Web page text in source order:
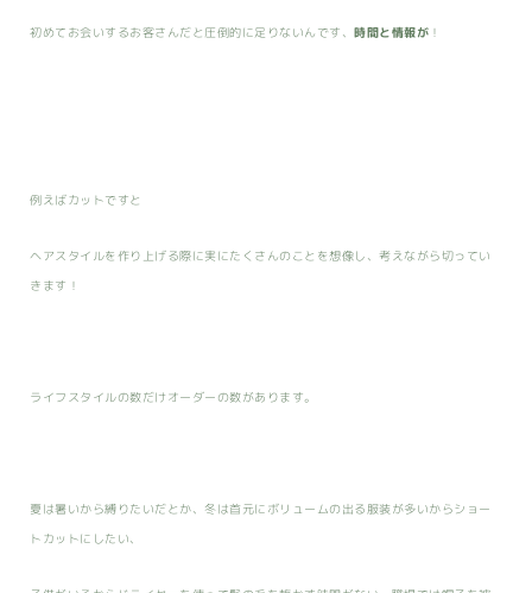
初めてお会いするお客さんだと圧倒的に足りないんです、 時間と情報が ！
例えばカットですと
ヘアスタイルを作り上げる際に実にたくさんのことを想像し、考えながら切ってい
きます！
ライフスタイルの数だけオーダーの数があります。
夏は暑いから縛りたいだとか、冬は首元にボリュームの出る服装が多いからショー
トカットにしたい、